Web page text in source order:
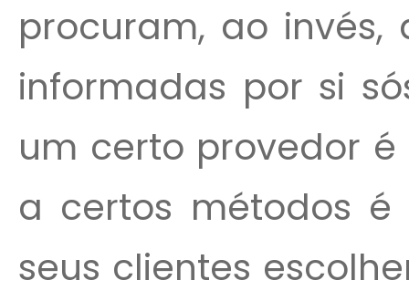
procuram, ao invés,
informadas por si
um certo provedor
a certos métodos
seus clientes